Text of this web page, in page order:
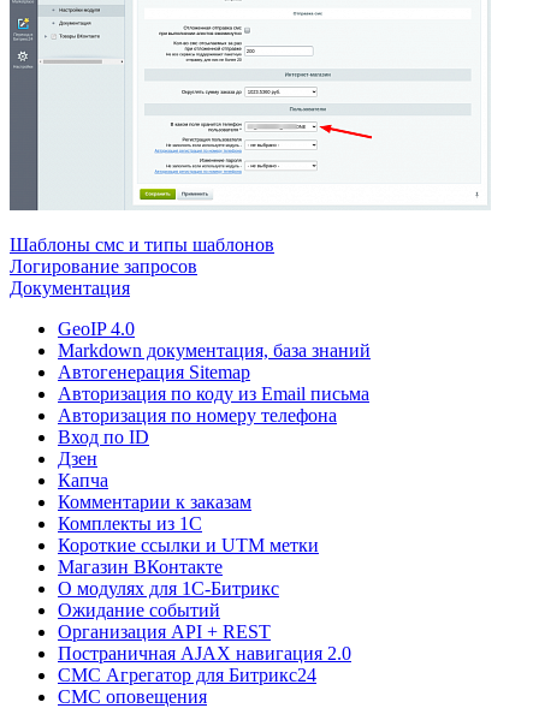
Шаблоны смс и типы шаблонов
Логирование запросов
Документация
GeoIP 4.0
Markdown документация, база знаний
Автогенерация Sitemap
Авторизация по коду из Email письма
Авторизация по номеру телефона
Вход по ID
Дзен
Капча
Комментарии к заказам
Комплекты из 1C
Короткие ссылки и UTM метки
Магазин ВКонтакте
О модулях для 1С-Битрикс
Ожидание событий
Организация API + REST
Постраничная AJAX навигация 2.0
СМС Агрегатор для Битрикс24
СМС оповещения